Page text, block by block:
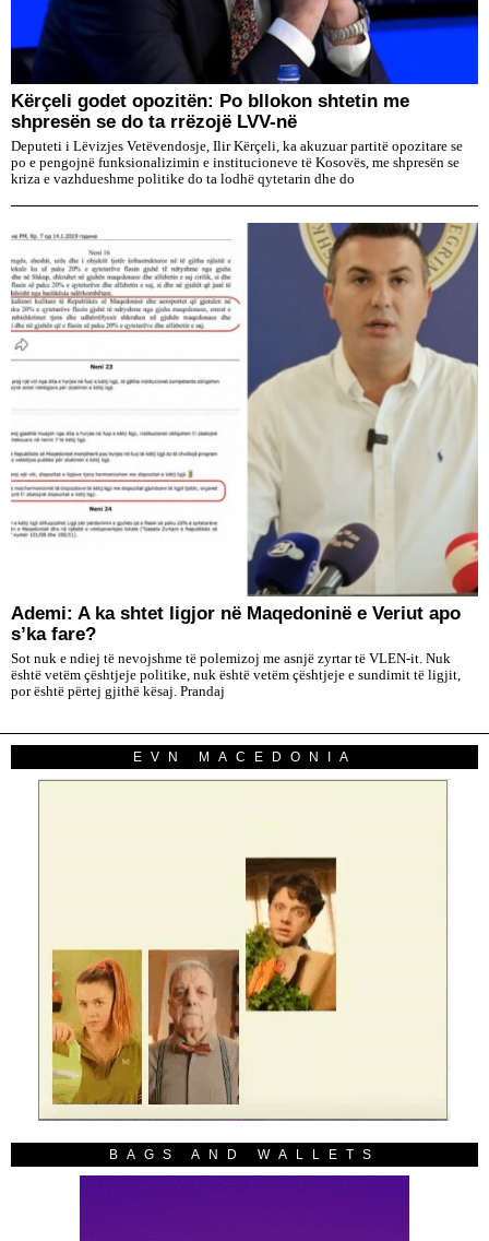
Kërçeli godet opozitën: Po bllokon shtetin me
shpresën se do ta rrëzojë LVV-në
Deputeti i Lëvizjes Vetëvendosje, Ilir Kërçeli, ka akuzuar partitë opozitare se
po e pengojnë funksionalizimin e institucioneve të Kosovës, me shpresën se
kriza e vazhdueshme politike do ta lodhë qytetarin dhe do
Ademi: A ka shtet ligjor në Maqedoninë e Veriut apo
s’ka fare?
Sot nuk e ndiej të nevojshme të polemizoj me asnjë zyrtar të VLEN-it. Nuk
është vetëm çështjeje politike, nuk është vetëm çështjeje e sundimit të ligjit,
por është përtej gjithë kësaj. Prandaj
EVN MACEDONIA
BAGS AND WALLETS